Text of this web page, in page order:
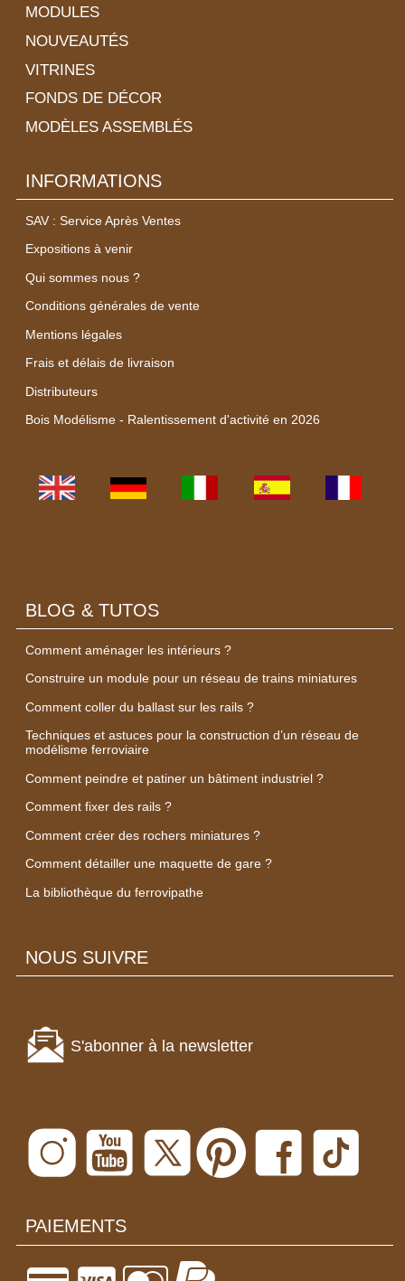
MODULES
NOUVEAUTÉS
VITRINES
FONDS DE DÉCOR
MODÈLES ASSEMBLÉS
INFORMATIONS
SAV : Service Après Ventes
Expositions à venir
Qui sommes nous ?
Conditions générales de vente
Mentions légales
Frais et délais de livraison
Distributeurs
Bois Modélisme - Ralentissement d'activité en 2026
BLOG & TUTOS
Comment aménager les intérieurs ?
Construire un module pour un réseau de trains miniatures
Comment coller du ballast sur les rails ?
Techniques et astuces pour la construction d’un réseau de
modélisme ferroviaire
Comment peindre et patiner un bâtiment industriel ?
Comment fixer des rails ?
Comment créer des rochers miniatures ?
Comment détailler une maquette de gare ?
La bibliothèque du ferrovipathe
NOUS SUIVRE
S'abonner à la newsletter
PAIEMENTS